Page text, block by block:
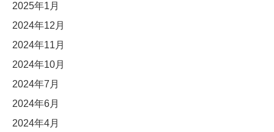
2025年1月
2024年12月
2024年11月
2024年10月
2024年7月
2024年6月
2024年4月